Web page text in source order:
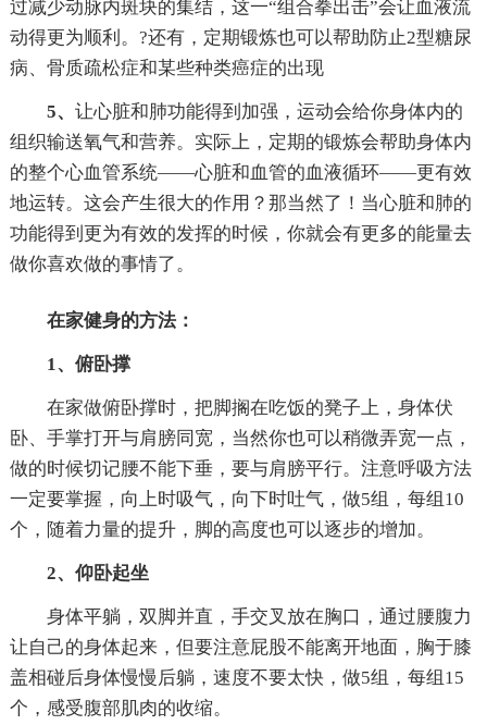
过减少动脉内斑块的集结，这一“组合拳出击”会让血液流
动得更为顺利。?还有，定期锻炼也可以帮助防止2型糖尿
病、骨质疏松症和某些种类癌症的出现
5、 让心脏和肺功能得到加强，运动会给你身体内的
组织输送氧气和营养。实际上，定期的锻炼会帮助身体内
的整个心血管系统——心脏和血管的血液循环——更有效
地运转。这会产生很大的作用？那当然了！当心脏和肺的
功能得到更为有效的发挥的时候，你就会有更多的能量去
做你喜欢做的事情了。
在家健身的方法：
1、俯卧撑
在家做俯卧撑时，把脚搁在吃饭的凳子上，身体伏
卧、手掌打开与肩膀同宽，当然你也可以稍微弄宽一点，
做的时候切记腰不能下垂，要与肩膀平行。注意呼吸方法
一定要掌握，向上时吸气，向下时吐气，做5组，每组10
个，随着力量的提升，脚的高度也可以逐步的增加。
2、仰卧起坐
身体平躺，双脚并直，手交叉放在胸口，通过腰腹力
让自己的身体起来，但要注意屁股不能离开地面，胸于膝
盖相碰后身体慢慢后躺，速度不要太快，做5组，每组15
个，感受腹部肌肉的收缩。